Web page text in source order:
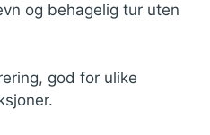
og behagelig tur uten
god for ulike